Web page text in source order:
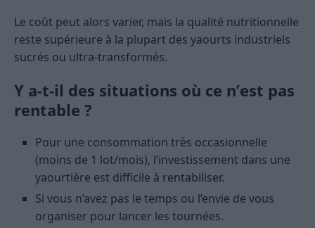
Le coût peut alors varier, mais la qualité nutritionnelle
reste supérieure à la plupart des yaourts industriels
sucrés ou ultra-transformés.
Y a-t-il des situations où ce n’est pas
rentable ?
Pour une consommation très occasionnelle
(moins de 1 lot/mois), l’investissement dans une
yaourtière est difficile à rentabiliser.
Si vous n’avez pas le temps ou l’envie de vous
organiser pour lancer les tournées.